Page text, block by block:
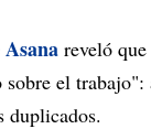
reveló
el
duplicados.